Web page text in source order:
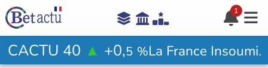
   
1 
 Aide
CACTU 40 ▲ +0,5 %La France Insoumi.